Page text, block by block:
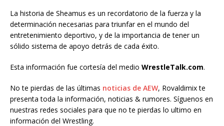
La historia de Sheamus es un recordatorio de la fuerza y la
determinación necesarias para triunfar en el mundo del
entretenimiento deportivo, y de la importancia de tener un
sólido sistema de apoyo detrás de cada éxito.
Esta información fue cortesía del medio WrestleTalk.com.
No te pierdas de las últimas noticias de AEW, Rovaldimix te
presenta toda la información, noticias & rumores. Síguenos en
nuestras redes sociales para que no te pierdas lo ultimo en
información del Wrestling.